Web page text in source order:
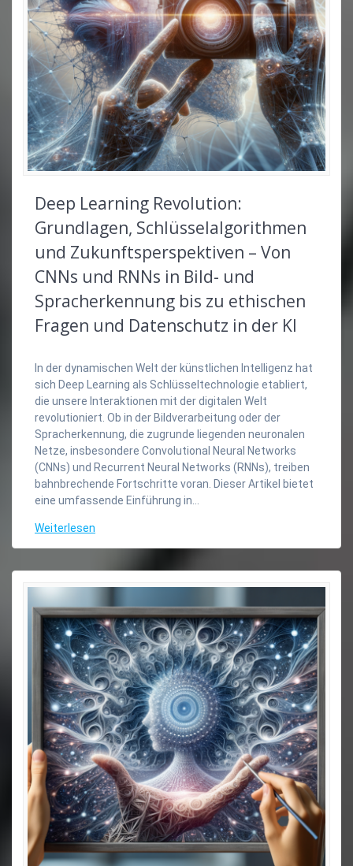
Deep Learning Revolution:
Grundlagen, Schlüsselalgorithmen
und Zukunftsperspektiven – Von
CNNs und RNNs in Bild- und
Spracherkennung bis zu ethischen
Fragen und Datenschutz in der KI
In der dynamischen Welt der künstlichen Intelligenz hat
sich Deep Learning als Schlüsseltechnologie etabliert,
die unsere Interaktionen mit der digitalen Welt
revolutioniert. Ob in der Bildverarbeitung oder der
Spracherkennung, die zugrunde liegenden neuronalen
Netze, insbesondere Convolutional Neural Networks
(CNNs) und Recurrent Neural Networks (RNNs), treiben
bahnbrechende Fortschritte voran. Dieser Artikel bietet
eine umfassende Einführung in…
Weiterlesen